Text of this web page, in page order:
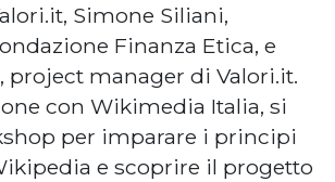
Simone Siliani,
Finanza Etica, e
project manager di Valori.it.
con Wikimedia Italia, si
per imparare i principi
e scoprire il progetto